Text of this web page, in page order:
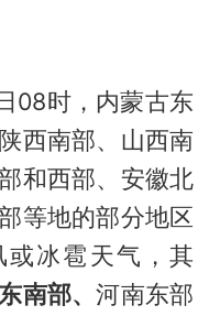
08时，内蒙古东
西南部、山西南
和西部、安徽北
等地的部分地区
冰雹天气，其
南部、河南东部